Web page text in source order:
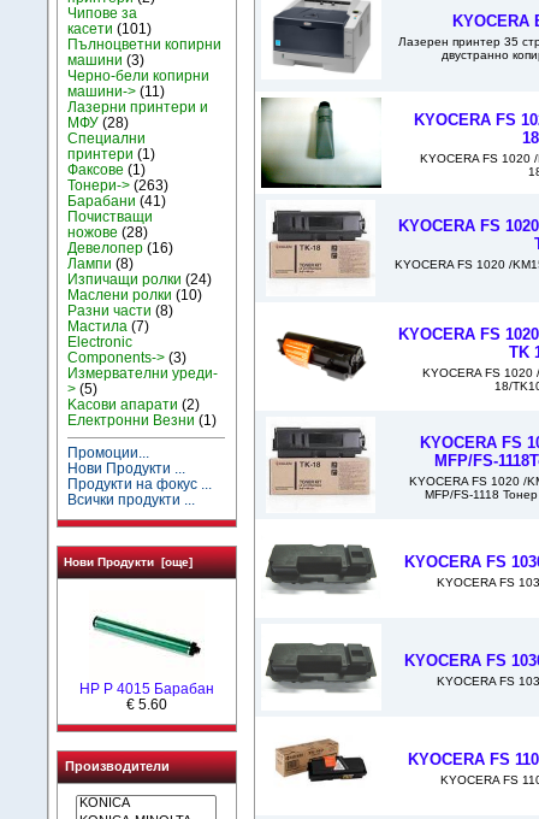
Чипове за
касети (101)
Пълноцветни копирни
машини (3)
Черно-бели копирни
машини-> (11)
Лазерни принтери и
МФУ (28)
Специални
принтери (1)
Факсове (1)
Тонери-> (263)
Барабани (41)
Почистващи
ножове (28)
Девелопер (16)
Лампи (8)
Изпичащи ролки (24)
Маслени ролки (10)
Разни части (8)
Мастила (7)
Electronic
Components-> (3)
Измервателни уреди-
> (5)
Kасови апарати (2)
Електронни Везни (1)
Промоции...
Нови Продукти ...
Продукти на фокус ...
Всички продукти ...
Нови Продукти [още]
HP P 4015 Барабан
€ 5.60
Производители
KYOCERA
Лазерен принтер 35
двустранно
KYOCERA FS
KYOCERA FS 1020
KYOCERA FS
KYOCERA FS 1020 /
KYOCERA FS
TK
KYOCERA FS 1020
18/
KYOCERA FS
MFP/FS-
KYOCERA FS 1020 /
MFP/FS-1118
KYOCERA FS
KYOCERA FS
KYOCERA FS
KYOCERA FS
KYOCERA FS
KYOCERA FS